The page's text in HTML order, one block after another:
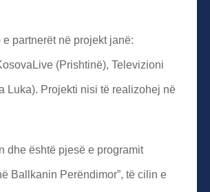
partnerët në projekt janë:
(Prishtinë), Televizioni
Luka). Projekti nisi të realizohej në
dhe është pjesë e programit
Ballkanin Perëndimor”, të cilin e